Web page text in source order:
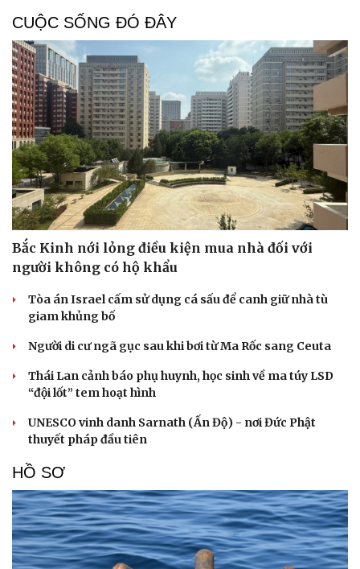
Cải chính
CUỘC SỐNG ĐÓ ĐÂY
Bắc Kinh nới lỏng điều kiện mua nhà đối với
người không có hộ khẩu
Tòa án Israel cấm sử dụng cá sấu để canh giữ nhà tù
giam khủng bố
Người di cư ngã gục sau khi bơi từ Ma Rốc sang Ceuta
Thái Lan cảnh báo phụ huynh, học sinh về ma túy LSD
“đội lốt” tem hoạt hình
UNESCO vinh danh Sarnath (Ấn Độ) - nơi Đức Phật
thuyết pháp đầu tiên
HỒ SƠ